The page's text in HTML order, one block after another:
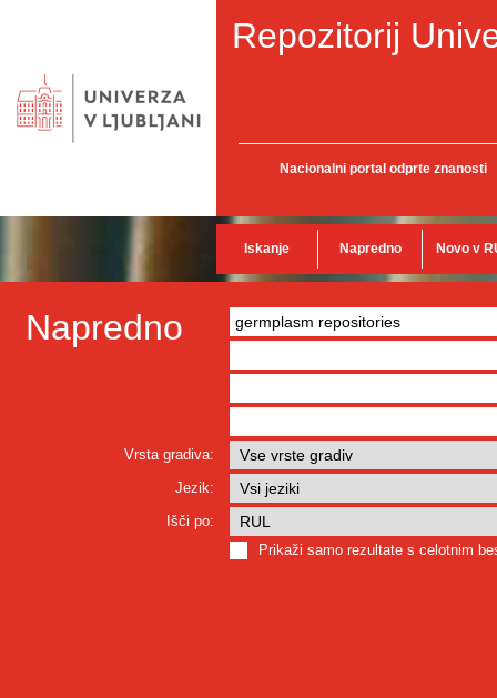
Repozitorij
Nacionalni portal odprte znanosti
Iskanje Napredno Novo v
Napredno
Vrsta gradiva:
Jezik:
Išči po:
Prikaži samo rezultate s celotnim